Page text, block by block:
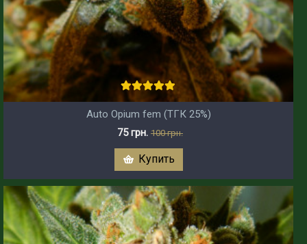
Auto Opium fem (ТГК 25%)
75 грн. 100 грн.
Купить